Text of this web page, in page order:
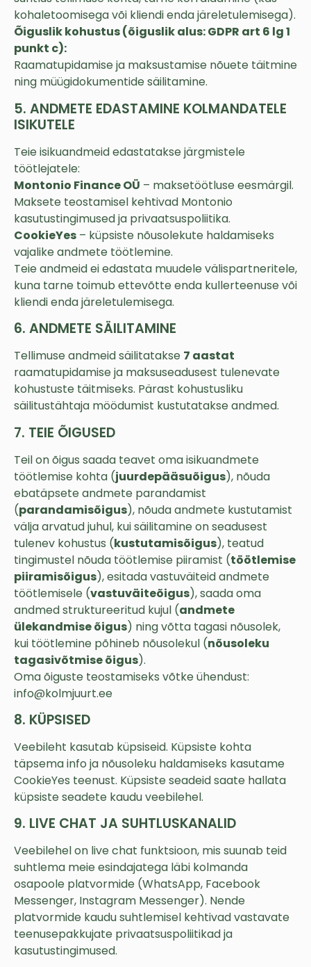
kohaletoomisega või kliendi enda järeletulemisega).
Õiguslik kohustus (õiguslik alus: GDPR art 6 lg 1
punkt c):
Raamatupidamise ja maksustamise nõuete täitmine
ning müügidokumentide säilitamine.
5. ANDMETE EDASTAMINE KOLMANDATELE
ISIKUTELE
Teie isikuandmeid edastatakse järgmistele
töötlejatele:
Montonio Finance OÜ – maksetöötluse eesmärgil.
Maksete teostamisel kehtivad Montonio
kasutustingimused ja privaatsuspoliitika.
CookieYes – küpsiste nõusolekute haldamiseks
vajalike andmete töötlemine.
Teie andmeid ei edastata muudele välispartneritele,
kuna tarne toimub ettevõtte enda kullerteenuse või
kliendi enda järeletulemisega.
6. ANDMETE SÄILITAMINE
Tellimuse andmeid säilitatakse 7 aastat
raamatupidamise ja maksuseadusest tulenevate
kohustuste täitmiseks. Pärast kohustusliku
säilitustähtaja möödumist kustutatakse andmed.
7. TEIE ÕIGUSED
Teil on õigus saada teavet oma isikuandmete
töötlemise kohta (juurdepääsuõigus), nõuda
ebatäpsete andmete parandamist
(parandamisõigus), nõuda andmete kustutamist
välja arvatud juhul, kui säilitamine on seadusest
tulenev kohustus (kustutamisõigus), teatud
tingimustel nõuda töötlemise piiramist (töötlemise
piiramisõigus), esitada vastuväiteid andmete
töötlemisele (vastuväiteõigus), saada oma
andmed struktureeritud kujul (andmete
ülekandmise õigus) ning võtta tagasi nõusolek,
kui töötlemine põhineb nõusolekul (nõusoleku
tagasivõtmise õigus).
Oma õiguste teostamiseks võtke ühendust:
info@kolmjuurt.ee
8. KÜPSISED
Veebileht kasutab küpsiseid. Küpsiste kohta
täpsema info ja nõusoleku haldamiseks kasutame
CookieYes teenust. Küpsiste seadeid saate hallata
küpsiste seadete kaudu veebilehel.
9. LIVE CHAT JA SUHTLUSKANALID
Veebilehel on live chat funktsioon, mis suunab teid
suhtlema meie esindajatega läbi kolmanda
osapoole platvormide (WhatsApp, Facebook
Messenger, Instagram Messenger). Nende
platvormide kaudu suhtlemisel kehtivad vastavate
teenusepakkujate privaatsuspoliitikad ja
kasutustingimused.